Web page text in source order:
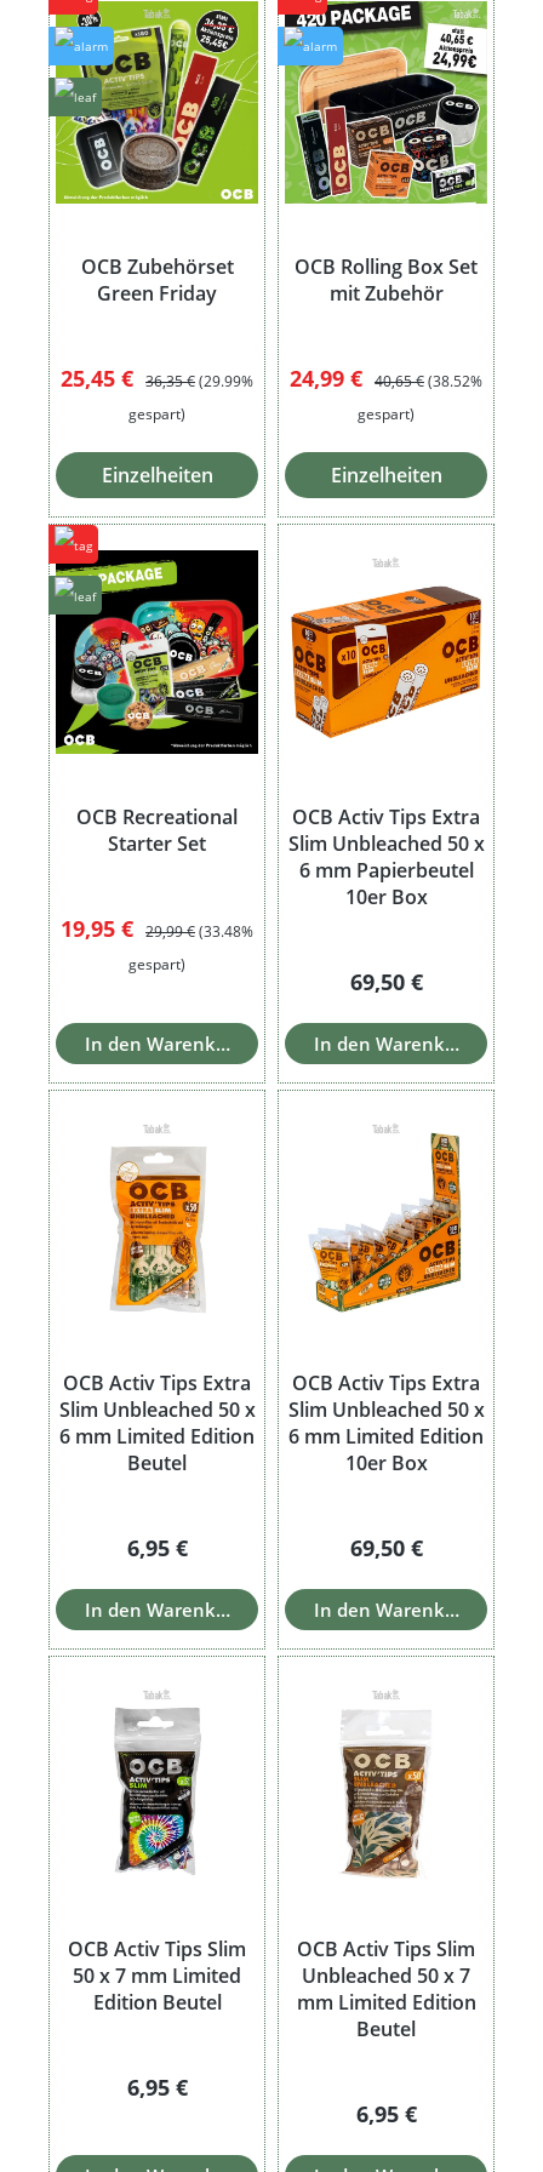
OCB Zubehörset
Green Friday
Verkaufspreis:
25,45 € Regulärer Preis:
36,35 €(29.99%
gespart)
Einzelheiten
OCB Rolling Box Set
mit Zubehör
Verkaufspreis:
24,99 € Regulärer Preis:
40,65 €(38.52%
gespart)
Einzelheiten
OCB Recreational
Starter Set
Verkaufspreis:
19,95 € Regulärer Preis:
29,99 €(33.48%
gespart)
In den Warenkorb
OCB Activ Tips Extra
Slim Unbleached 50 x
6 mm Papierbeutel
10er Box
Regulärer Preis:
69,50 €
In den Warenkorb
OCB Activ Tips Extra
Slim Unbleached 50 x
6 mm Limited Edition
Beutel
Regulärer Preis:
6,95 €
In den Warenkorb
OCB Activ Tips Extra
Slim Unbleached 50 x
6 mm Limited Edition
10er Box
Regulärer Preis:
69,50 €
In den Warenkorb
OCB Activ Tips Slim
50 x 7 mm Limited
Edition Beutel
Regulärer Preis:
6,95 €
OCB Activ Tips Slim
Unbleached 50 x 7
mm Limited Edition
Beutel
Regulärer Preis:
6,95 €